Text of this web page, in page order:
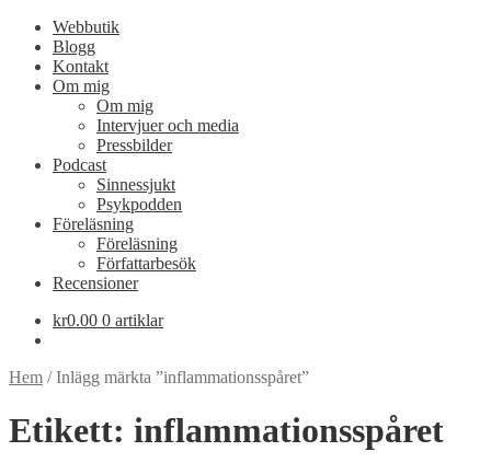
Webbutik
Blogg
Kontakt
Om mig
Om mig
Intervjuer och media
Pressbilder
Podcast
Sinnessjukt
Psykpodden
Föreläsning
Föreläsning
Författarbesök
Recensioner
kr0.00 0 artiklar
Hem /Inlägg märkta ”inflammationsspåret”
Etikett: inflammationsspåret